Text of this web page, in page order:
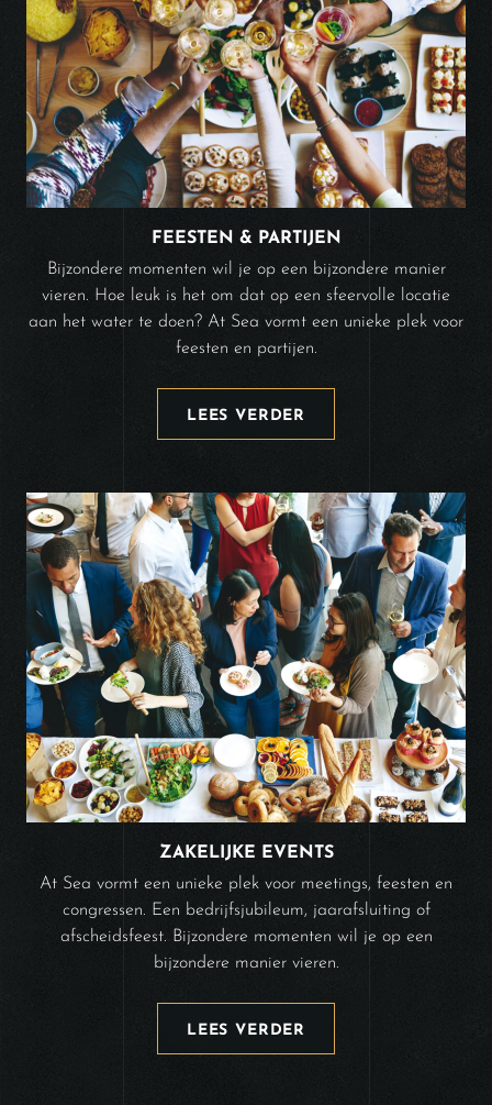
FEESTEN & PARTIJEN
Bijzondere momenten wil je op een bijzondere manier
vieren. Hoe leuk is het om dat op een sfeervolle locatie
aan het water te doen? At Sea vormt een unieke plek voor
feesten en partijen.
LEES VERDER
ZAKELIJKE EVENTS
At Sea vormt een unieke plek voor meetings, feesten en
congressen. Een bedrijfsjubileum, jaarafsluiting of
afscheidsfeest. Bijzondere momenten wil je op een
bijzondere manier vieren.
LEES VERDER